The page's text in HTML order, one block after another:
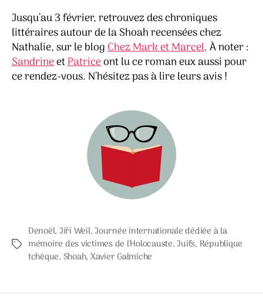
Jusqu’au 3 février, retrouvez des chroniques
littéraires autour de la Shoah recensées chez
Nathalie, sur le blogChez Mark et Marcel. À noter :
SandrineetPatriceont lu ce roman eux aussi pour
ce rendez-vous. N’hésitez pas à lire leurs avis !
Étiquettes
Denoël, Jiří Weil,Journée internationale dédiée à la
mémoire des victimes de l'Holocauste,Juifs, République
tchèque, Shoah, Xavier Galmiche